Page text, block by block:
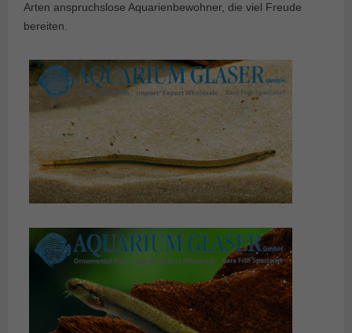
Arten anspruchslose Aquarienbewohner, die viel Freude
bereiten.